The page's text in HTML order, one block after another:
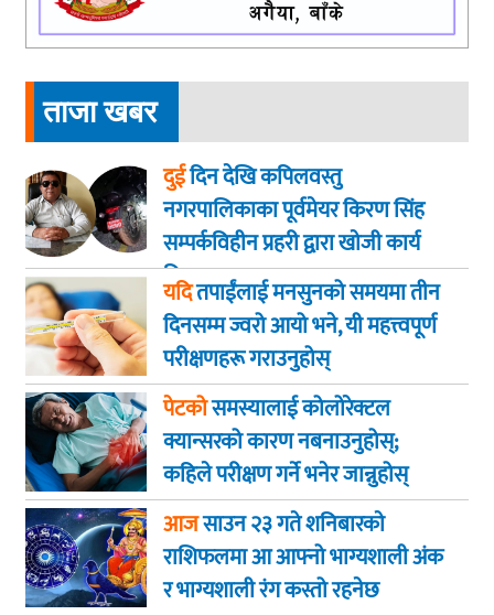
ताजा खबर
दुईदिन देखि कपिलवस्तु
नगरपालिकाका पूर्वमेयर किरण सिंह
सम्पर्कविहीन प्रहरी द्वारा खाेजी कार्य
तिब्रता
यदितपाईंलाई मनसुनको समयमा तीन
दिनसम्म ज्वरो आयो भने, यी महत्त्वपूर्ण
परीक्षणहरू गराउनुहोस्
पेटकोसमस्यालाई कोलोरेक्टल
क्यान्सरको कारण नबनाउनुहोस्;
कहिले परीक्षण गर्ने भनेर जान्नुहोस्
आजसाउन २३ गते शनिबारकाे
राशिफलमा आ आफ्नो भाग्यशाली अंक
र भाग्यशाली रंग कस्तो रहनेछ